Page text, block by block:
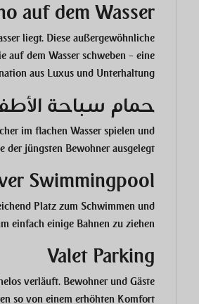
auf dem Wasser
liegt. Diese außergewöhnliche
dem Wasser schweben – eine
aus Luxus und Unterhaltung.
حمام سباحة
im flachen Wasser spielen und
jüngsten Bewohner ausgelegt.
Swimmingpool
Platz zum Schwimmen und
einfach einige Bahnen zu ziehen.
Valet Parking
verläuft. Bewohner und Gäste
so von einem erhöhten Komfort.